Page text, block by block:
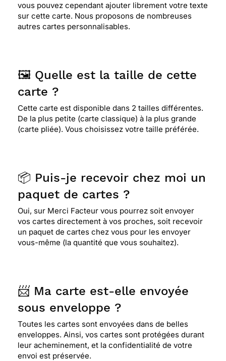
vous pouvez cependant ajouter librement votre texte
sur cette carte. Nous proposons de nombreuses
autres cartes personnalisables.
🖼️ Quelle est la taille de cette
carte ?
Cette carte est disponible dans 2 tailles différentes.
De la plus petite (carte classique) à la plus grande
(carte pliée). Vous choisissez votre taille préférée.
📦 Puis-je recevoir chez moi un
paquet de cartes ?
Oui, sur Merci Facteur vous pourrez soit envoyer
vos cartes directement à vos proches, soit recevoir
un paquet de cartes chez vous pour les envoyer
vous-même (la quantité que vous souhaitez).
📨 Ma carte est-elle envoyée
sous enveloppe ?
Toutes les cartes sont envoyées dans de belles
enveloppes. Ainsi, vos cartes sont protégées durant
leur acheminement, et la confidentialité de votre
envoi est préservée.